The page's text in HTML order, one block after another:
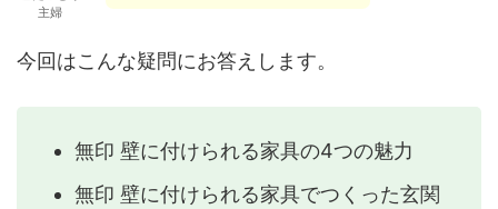
主婦
今回はこんな疑問にお答えします。
無印 壁に付けられる家具の4つの魅力
無印 壁に付けられる家具でつくった玄関